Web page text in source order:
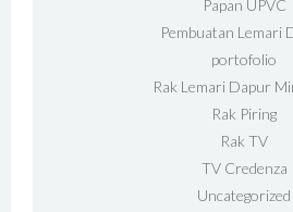
Papan UPVC
Pembuatan Lemari
portofolio
Rak Lemari Dapur
Rak Piring
Rak TV
TV Credenza
Uncategorized